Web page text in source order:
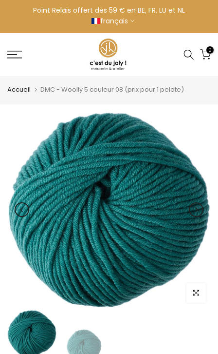
contenu
Point Relais offert dès 59 € en BE, FR, LU et NL
français
0
Accueil DMC - Woolly 5 couleur 08 (prix pour 1 pelote)
Cliquez